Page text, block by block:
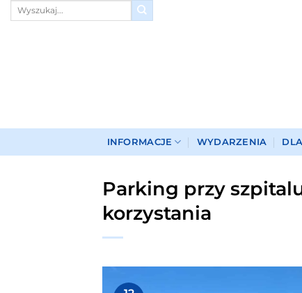
Przewiń
INFORMACJE WYDARZENIA
Parking przy
korzystania